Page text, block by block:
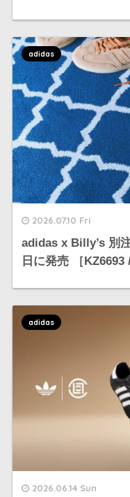
2026.07.10 Fri
adidas x Billy’s 別
日に発売 ［KZ6693
adidas
2026.06.14 Sun
adidas